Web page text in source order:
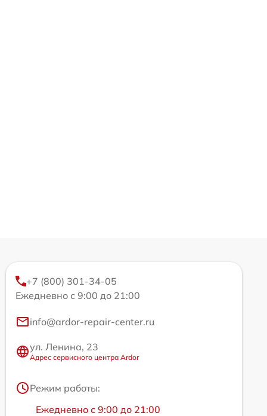
+7 (800) 301-34-05
Ежедневно с 9:00 до 21:00
info@ardor-repair-center.ru
ул. Ленина, 23
Адрес сервисного центра Ardor
Режим работы:
Ежедневно с 9:00 до 21:00